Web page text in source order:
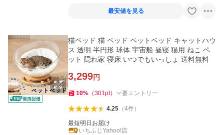
最安値を見る
猫ベッド 猫 ベッド ペットベッド キャットハウ
ス 透明 半円形 球体 宇宙船 昼寝 猫用 ねこ ペ
ット 隠れ家 寝床 いつでもいっしょ 送料無料
3,299円
10% （301pt） 要エントリー
4.25（4件）
最短明日お届け
いちふじYahoo!店